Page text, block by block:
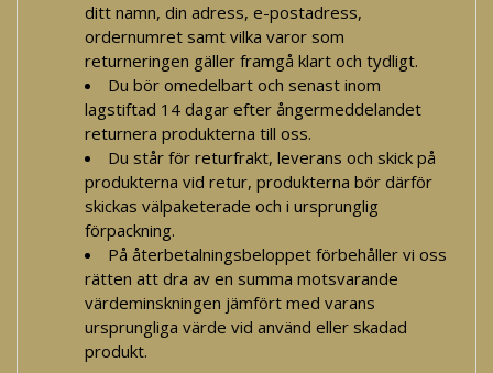
ditt namn, din adress, e-postadress,
ordernumret samt vilka varor som
returneringen gäller framgå klart och tydligt.
Du bör omedelbart och senast inom
lagstiftad 14 dagar efter ångermeddelandet
returnera produkterna till oss.
Du står för returfrakt, leverans och skick på
produkterna vid retur, produkterna bör därför
skickas välpaketerade och i ursprunglig
förpackning.
På återbetalningsbeloppet förbehåller vi oss
rätten att dra av en summa motsvarande
värdeminskningen jämfört med varans
ursprungliga värde vid använd eller skadad
produkt.